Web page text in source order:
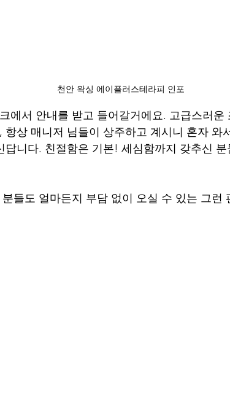
천안 왁싱 에이플러스테라피 인포
에서 안내를 받고 들어갈거에요. 고급스러운
항상 매니저 님들이 상주하고 계시니 혼자 와
답니다. 친절함은 기본! 세심함까지 갖추신
들도 얼마든지 부담 없이 오실 수 있는 그런